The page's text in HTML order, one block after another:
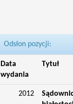
Odsłon pozycji:
Data
wydania
Tytuł
2012